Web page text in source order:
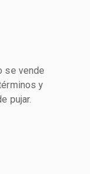
se vende
y
pujar.